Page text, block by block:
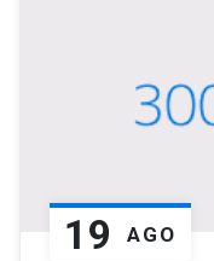
19 AGO